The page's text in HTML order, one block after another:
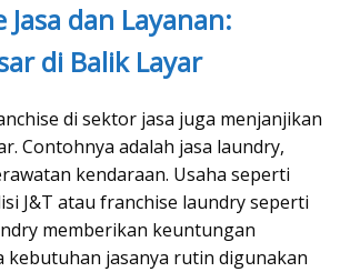
Jasa dan Layanan:
di Balik Layar
di sektor jasa juga menjanjikan
Contohnya adalah jasa laundry,
kendaraan. Usaha seperti
J&T atau franchise laundry seperti
memberikan keuntungan
kebutuhan jasanya rutin digunakan